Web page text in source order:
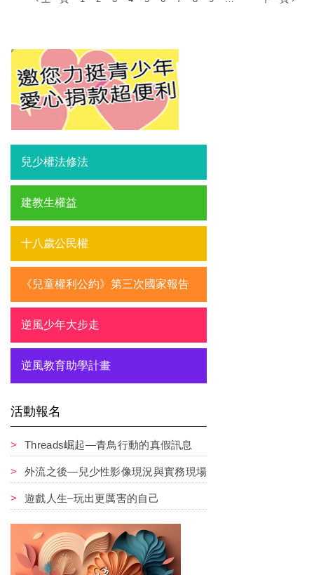
兒少權法修法
建教生權益
十八歲公民權
《兒童權利公約》第三次國家報告
逆風少年大步走
逆風教育助學計畫
活動報名
Threads崛起—青鳥行動的真假訊息
外流之後—兒少性影像現況與實務現場
遊戲人生–玩出更厲害的自己